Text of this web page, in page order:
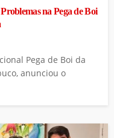
na Pega de Boi
Pega de Boi da
anunciou o